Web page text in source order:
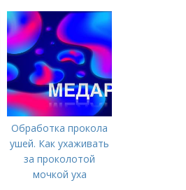
Обработка прокола
ушей. Как ухаживать
за проколотой
мочкой уха